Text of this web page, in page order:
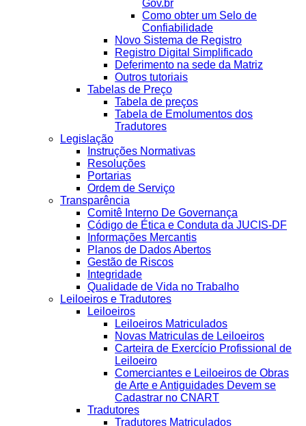
Gov.br
Como obter um Selo de
Confiabilidade
Novo Sistema de Registro
Registro Digital Simplificado
Deferimento na sede da Matriz
Outros tutoriais
Tabelas de Preço
Tabela de preços
Tabela de Emolumentos dos
Tradutores
Legislação
Instruções Normativas
Resoluções
Portarias
Ordem de Serviço
Transparência
Comitê Interno De Governança
Código de Ética e Conduta da JUCIS-DF
Informações Mercantis
Planos de Dados Abertos
Gestão de Riscos
Integridade
Qualidade de Vida no Trabalho
Leiloeiros e Tradutores
Leiloeiros
Leiloeiros Matriculados
Novas Matriculas de Leiloeiros
Carteira de Exercício Profissional de
Leiloeiro
Comerciantes e Leiloeiros de Obras
de Arte e Antiguidades Devem se
Cadastrar no CNART
Tradutores
Tradutores Matriculados